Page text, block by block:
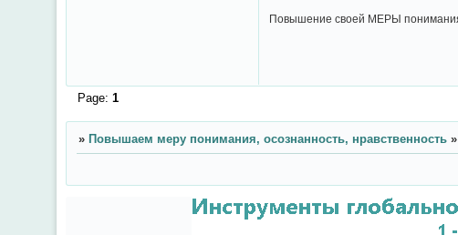
Повышение своей МЕРЫ
Page: 1
» Повышаем меру понимания, осознанность, нравственность »